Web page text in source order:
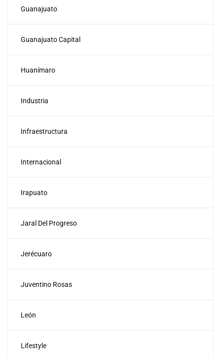
Guanajuato
Guanajuato Capital
Huanímaro
Industria
Infraestructura
Internacional
Irapuato
Jaral Del Progreso
Jerécuaro
Juventino Rosas
León
Lifestyle